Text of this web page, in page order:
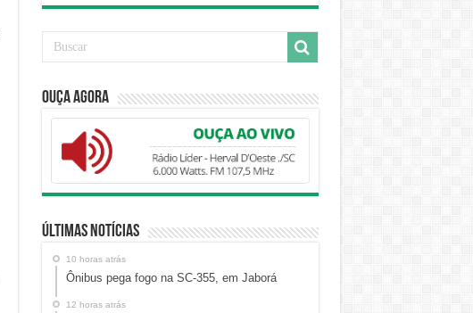
Ouça Agora
Últimas Notícias
10 horas atrás
Ônibus pega fogo na SC-355, em Jaborá
12 horas atrás